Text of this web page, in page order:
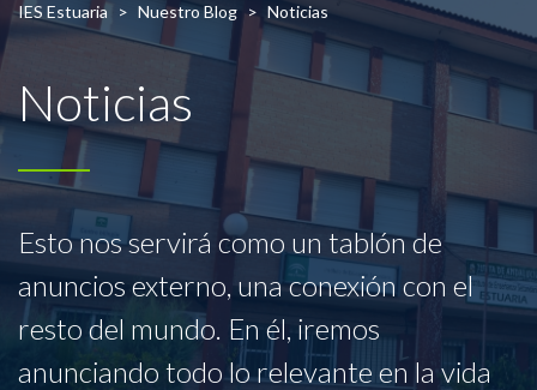
IES Estuaria > Nuestro Blog > Noticias
Noticias
Esto nos servirá como un tablón de
anuncios externo, una conexión con el
resto del mundo. En él, iremos
anunciando todo lo relevante en la vida